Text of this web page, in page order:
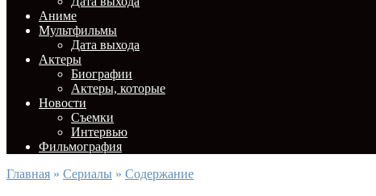
Аниме
Мультфильмы
Дата выхода
Актеры
Биографии
Актеры, которые
Новости
Съемки
Интервью
Фильмография
Главная » Сериалы » Содержание